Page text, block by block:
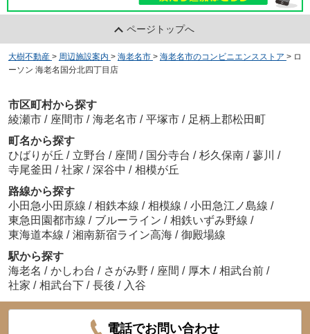
ページトップへ
大樹不動産 > 周辺施設案内 > 海老名市 > 海老名市のコンビニエンスストア > ロ
ーソン 海老名国分北四丁目店
市区町村から探す
綾瀬市 / 座間市 / 海老名市 / 平塚市 / 足柄上郡松田町
町名から探す
ひばりが丘 / 立野台 / 座間 / 国分寺台 / 杉久保南 / 蓼川 /
寺尾釜田 / 社家 / 深谷中 / 相模が丘
路線から探す
小田急小田原線 / 相鉄本線 / 相模線 / 小田急江ノ島線 /
東急田園都市線 / ブルーライン / 相鉄いずみ野線 /
東海道本線 / 湘南新宿ライン高海 / 御殿場線
駅から探す
海老名 / かしわ台 / さがみ野 / 座間 / 厚木 / 相武台前 /
社家 / 相武台下 / 長後 / 入谷
電話でお問い合わせ